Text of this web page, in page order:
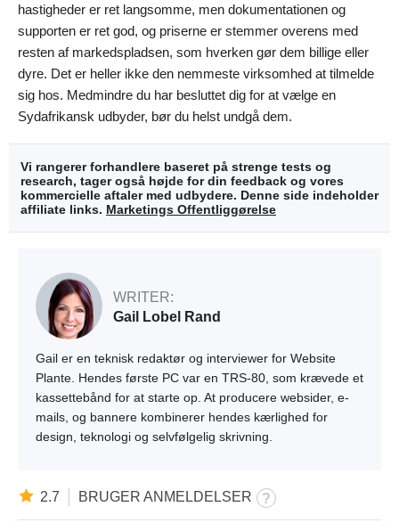
hastigheder er ret langsomme, men dokumentationen og
supporten er ret god, og priserne er stemmer overens med
resten af markedspladsen, som hverken gør dem billige eller
dyre. Det er heller ikke den nemmeste virksomhed at tilmelde
sig hos. Medmindre du har besluttet dig for at vælge en
Sydafrikansk udbyder, bør du helst undgå dem.
Vi rangerer forhandlere baseret på strenge tests og
research, tager også højde for din feedback og vores
kommercielle aftaler med udbydere. Denne side indeholder
affiliate links. Marketings Offentliggørelse
WRITER:
Gail Lobel Rand
Gail er en teknisk redaktør og interviewer for Website
Plante. Hendes første PC var en TRS-80, som krævede et
kassettebånd for at starte op. At producere websider, e-
mails, og bannere kombinerer hendes kærlighed for
design, teknologi og selvfølgelig skrivning.
2.7 BRUGER ANMELDELSER